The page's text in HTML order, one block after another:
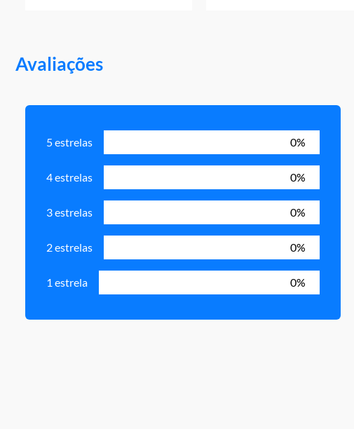
Avaliações
5 estrelas 0%
4 estrelas 0%
3 estrelas 0%
2 estrelas 0%
1 estrela 0%